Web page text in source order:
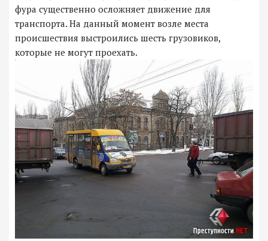
фура существенно осложняет движение для
транспорта. На данный момент возле места
происшествия выстроились шесть грузовиков,
которые не могут проехать.